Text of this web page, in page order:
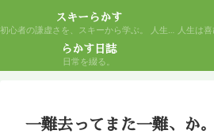
スキーらかす
初心者の謙虚さを、スキーから学ぶ。 人生もまた然り。
らかす日誌
日常を綴る。
一難去ってまた一難、か。